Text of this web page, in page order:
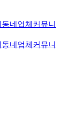
동네업체 커뮤니
동네업체 커뮤니